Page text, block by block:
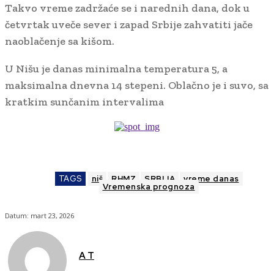
Takvo vreme zadržaće se i narednih dana, dok u
četvrtak uveče sever i zapad Srbije zahvatiti jače
naoblačenje sa kišom.
U Nišu je danas minimalna temperatura 5, a
maksimalna dnevna 14 stepeni. Oblačno je i suvo, sa
kratkim sunčanim intervalima
TAGS niš RHMZ SRBIJA vreme danas
Vremenska prognoza
Datum: mart 23, 2026
A T